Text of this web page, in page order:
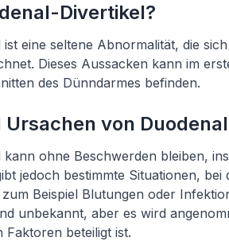
Divertikel?
eine seltene Abnormalität, die
Dieses Aussacken kann im
des Dünndarmes befinden.
von
ohne Beschwerden bleiben,
jedoch bestimmte Situationen,
Beispiel Blutungen oder
unbekannt, aber es wird
Faktoren beteiligt ist.